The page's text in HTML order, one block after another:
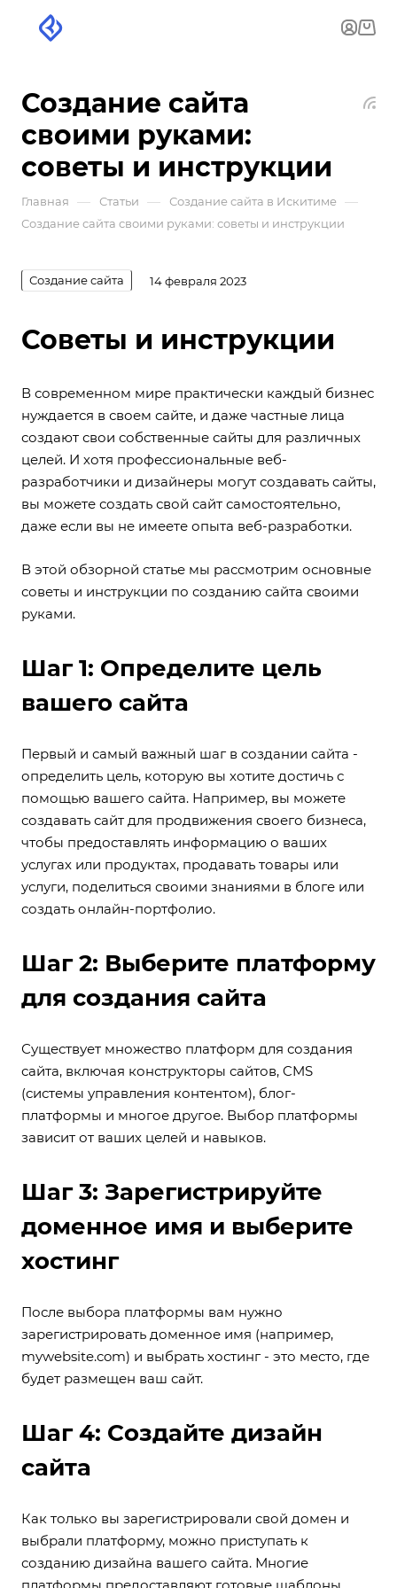
Создание сайта
своими руками:
советы и инструкции
Главная — Статьи — Создание сайта в Искитиме —
Создание сайта своими руками: советы и инструкции
Создание сайта 14 февраля 2023
Советы и инструкции
В современном мире практически каждый бизнес
нуждается в своем сайте, и даже частные лица
создают свои собственные сайты для различных
целей. И хотя профессиональные веб-
разработчики и дизайнеры могут создавать сайты,
вы можете создать свой сайт самостоятельно,
даже если вы не имеете опыта веб-разработки.
В этой обзорной статье мы рассмотрим основные
советы и инструкции по созданию сайта своими
руками.
Шаг 1: Определите цель
вашего сайта
Первый и самый важный шаг в создании сайта -
определить цель, которую вы хотите достичь с
помощью вашего сайта. Например, вы можете
создавать сайт для продвижения своего бизнеса,
чтобы предоставлять информацию о ваших
услугах или продуктах, продавать товары или
услуги, поделиться своими знаниями в блоге или
создать онлайн-портфолио.
Шаг 2: Выберите платформу
для создания сайта
Существует множество платформ для создания
сайта, включая конструкторы сайтов, CMS
(системы управления контентом), блог-
платформы и многое другое. Выбор платформы
зависит от ваших целей и навыков.
Шаг 3: Зарегистрируйте
доменное имя и выберите
хостинг
После выбора платформы вам нужно
зарегистрировать доменное имя (например,
mywebsite.com) и выбрать хостинг - это место, где
будет размещен ваш сайт.
Шаг 4: Создайте дизайн
сайта
Как только вы зарегистрировали свой домен и
выбрали платформу, можно приступать к
созданию дизайна вашего сайта. Многие